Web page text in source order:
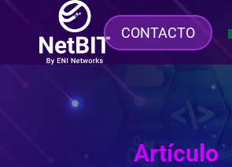
CONTACTO
Artículo